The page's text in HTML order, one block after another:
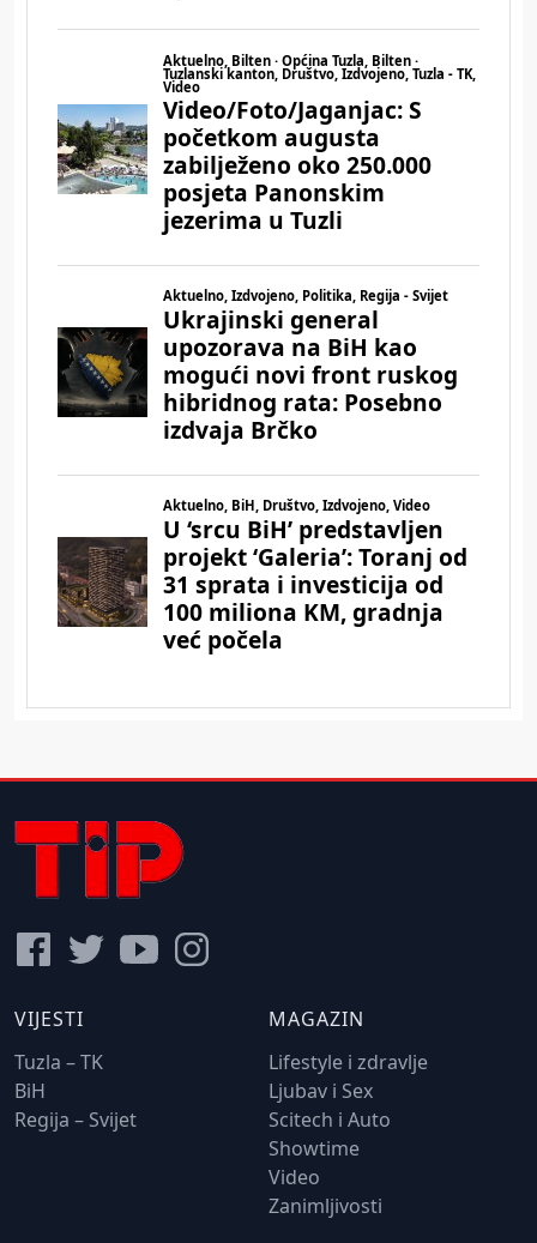
VIJESTI
Tuzla – TK
BiH
Regija – Svijet
MAGAZIN
Lifestyle i zdravlje
Ljubav i Sex
Scitech i Auto
Showtime
Video
Zanimljivosti